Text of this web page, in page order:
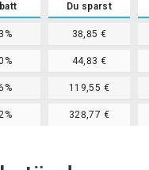
Du sparst
38,85 €
44,83 €
119,55 €
328,77 €